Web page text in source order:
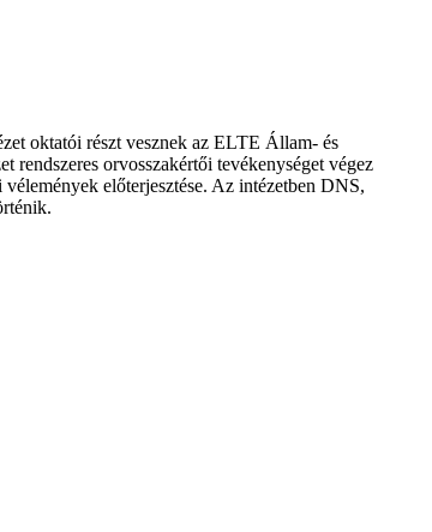
oktatói részt vesznek az ELTE Állam- és
orvosszakértői tevékenységet végez
előterjesztése. Az intézetben DNS,